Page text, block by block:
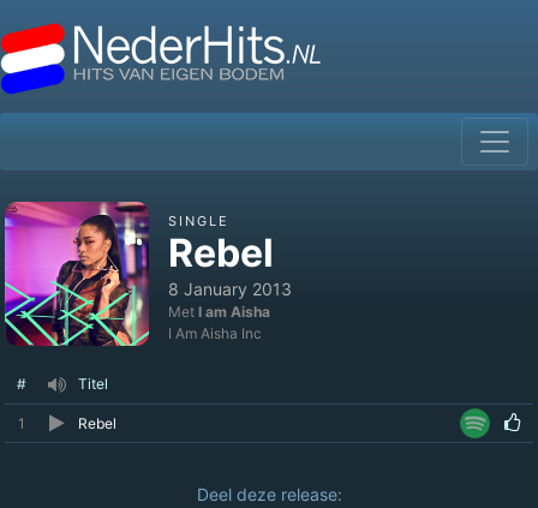
SINGLE
Rebel
8 January 2013
Met I am Aisha
I Am Aisha Inc
# Titel
1 Rebel
Deel deze release: